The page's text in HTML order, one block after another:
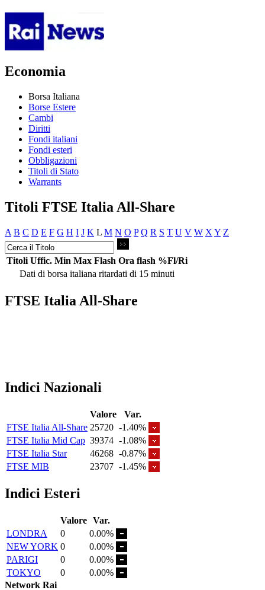
Economia
Borsa Italiana
Borse Estere
Cambi
Diritti
Fondi italiani
Fondi esteri
Obbligazioni
Titoli di Stato
Warrants
Titoli FTSE Italia All-Share
A B C D E F G H I J K L M N O P Q R S T U V W X Y Z
Titoli Uffic. Min Max Flash Ora flash %Fl/Ri
Dati di borsa italiana ritardati di 15 minuti
FTSE Italia All-Share
Indici Nazionali
Valore
Var.
FTSE Italia All-Share 25720 -1.40%
FTSE Italia Mid Cap 39374 -1.08%
FTSE Italia Star
46268 -0.87%
FTSE MIB
23707 -1.45%
Indici Esteri
Valore Var.
LONDRA
0
0.00%
NEW YORK 0
0.00%
PARIGI
0
0.00%
TOKYO
0
0.00%
Network Rai